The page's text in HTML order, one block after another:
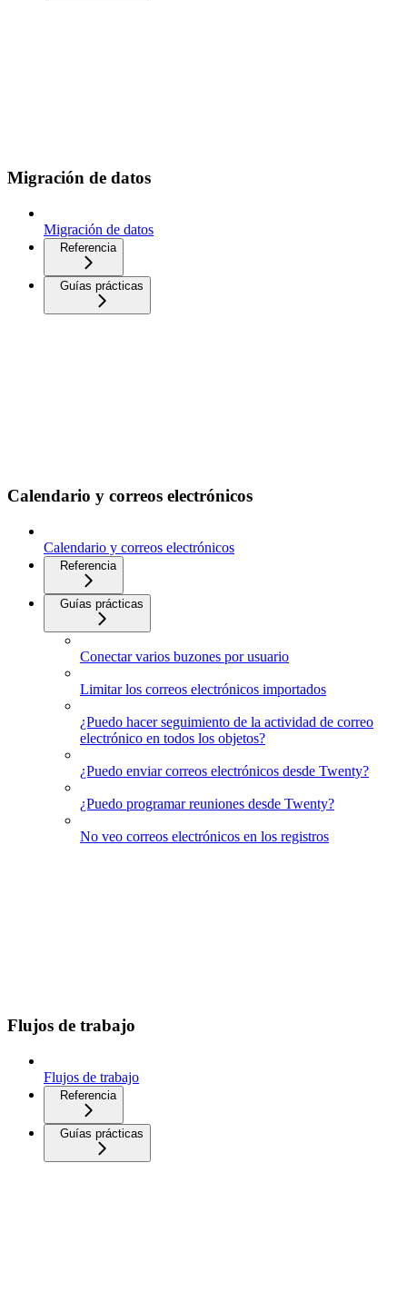
Migración de datos
Migración de datos
Referencia
Guías prácticas
Calendario y correos electrónicos
Calendario y correos electrónicos
Referencia
Guías prácticas
Conectar varios buzones por usuario
Limitar los correos electrónicos importados
¿Puedo hacer seguimiento de la actividad de correo
electrónico en todos los objetos?
¿Puedo enviar correos electrónicos desde Twenty?
¿Puedo programar reuniones desde Twenty?
No veo correos electrónicos en los registros
Flujos de trabajo
Flujos de trabajo
Referencia
Guías prácticas